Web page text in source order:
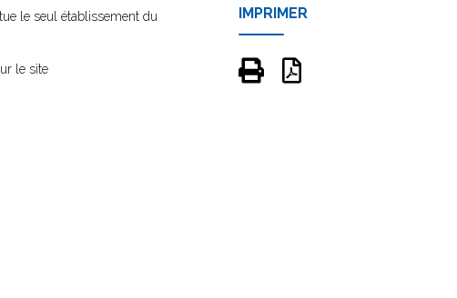
le seul établissement du
le site
IMPRIMER